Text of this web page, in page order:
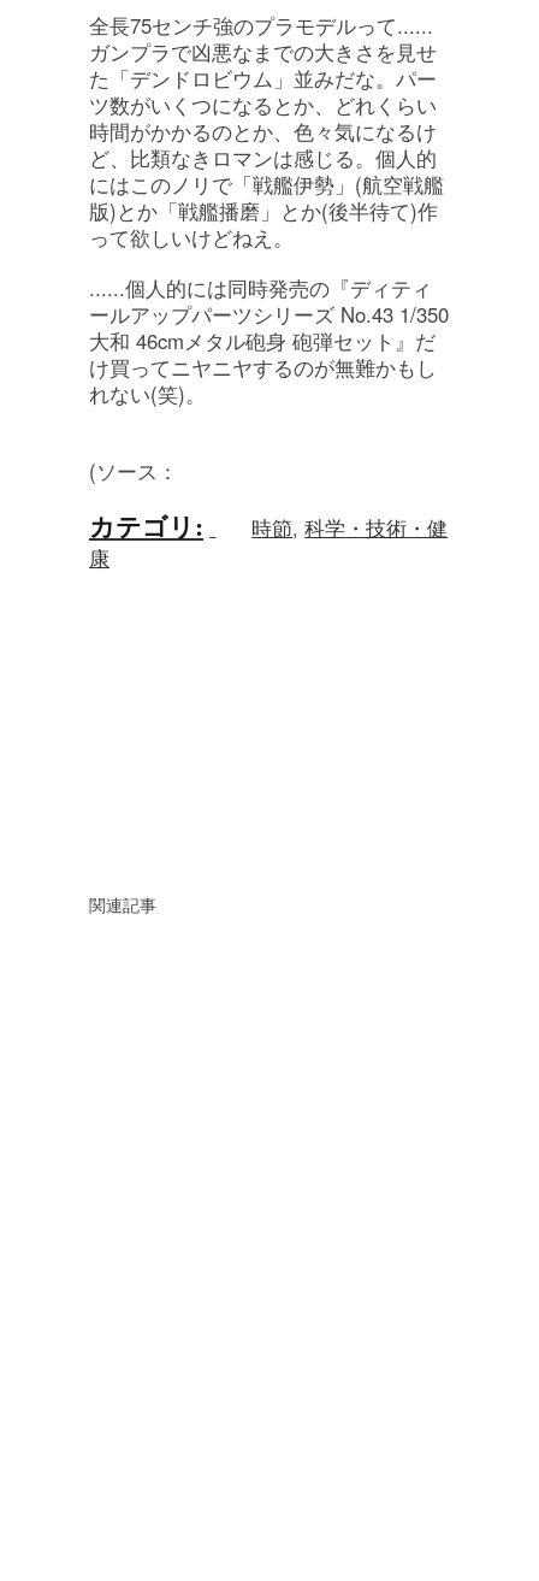
全長75センチ強のプラモデルって......
ガンプラで凶悪なまでの大きさを見せ
た「デンドロビウム」並みだな。パー
ツ数がいくつになるとか、どれくらい
時間がかかるのとか、色々気になるけ
ど、比類なきロマンは感じる。個人的
にはこのノリで「戦艦伊勢」(航空戦艦
版)とか「戦艦播磨」とか(後半待て)作
って欲しいけどねえ。
......個人的には同時発売の『ディティ
ールアップパーツシリーズ No.43 1/350
大和 46cmメタル砲身 砲弾セット』だ
け買ってニヤニヤするのが無難かもし
れない(笑)。
(ソース：
カテゴリ : 時節, 科学・技術・健
康
関連記事